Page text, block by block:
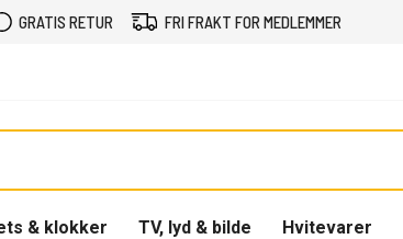
GRATIS RETUR FRI FRAKT FOR MEDLEMMER
& klokker TV, lyd & bilde Hvitevarer